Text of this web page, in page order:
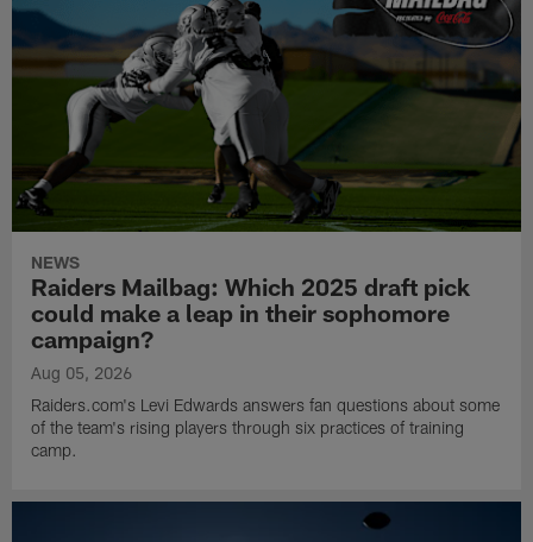
NEWS
Raiders Mailbag: Which 2025 draft pick
could make a leap in their sophomore
campaign?
Aug 05, 2026
Raiders.com's Levi Edwards answers fan questions about some
of the team's rising players through six practices of training
camp.